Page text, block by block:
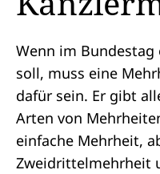
Wenn im Bundestag
soll, muss eine
dafür sein. Er gibt
Arten von
einfache Mehrheit,
Zweidrittelmehrheit